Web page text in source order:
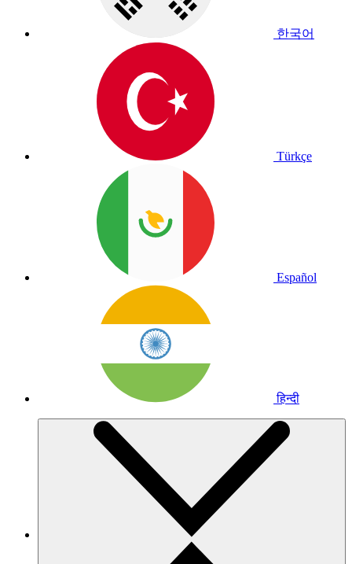
한국어
Türkçe
Español
हिन्दी